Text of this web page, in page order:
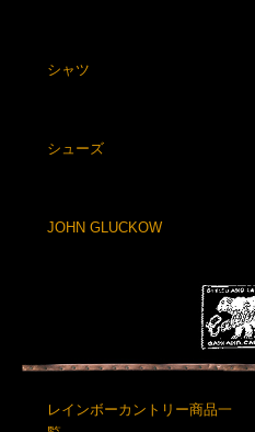
シャツ
シューズ
JOHN GLUCKOW
レインボーカントリー商品一